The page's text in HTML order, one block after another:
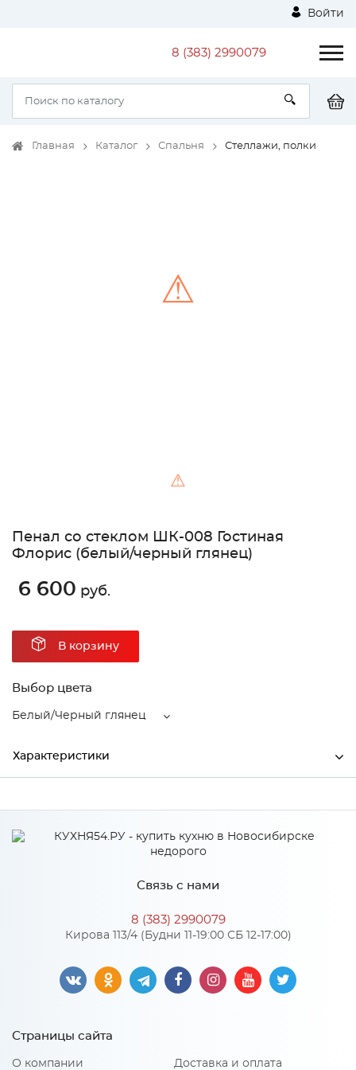
Войти
8 (383) 2990079
Главная Каталог Спальня Стеллажи, полки
⚠
⚠
Пенал со стеклом ШК-008 Гостиная
Флорис (белый/черный глянец)
6 600 руб.
В корзину
Выбор цвета
Белый/Черный глянец
Характеристики
Цвет Белый/Черный глянец
Особенности
Количество упаковок: 3
Материал 2: МДФ
Связь с нами
8 (383) 2990079
Кирова 113/4 (Будни 11-19:00 СБ 12-17:00)
Страницы сайта
О компании Доставка и оплата